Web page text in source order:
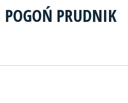
POGOŃ PRUDNIK